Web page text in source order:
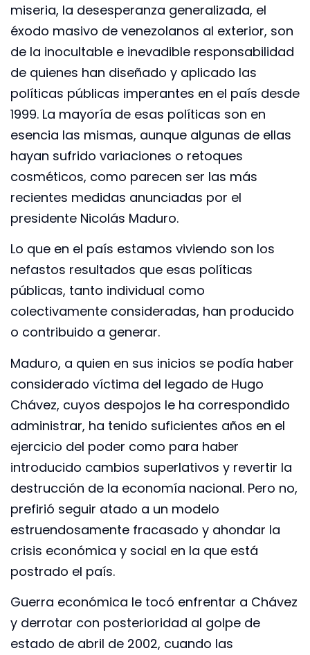
miseria, la desesperanza generalizada, el
éxodo masivo de venezolanos al exterior, son
de la inocultable e inevadible responsabilidad
de quienes han diseñado y aplicado las
políticas públicas imperantes en el país desde
1999. La mayoría de esas políticas son en
esencia las mismas, aunque algunas de ellas
hayan sufrido variaciones o retoques
cosméticos, como parecen ser las más
recientes medidas anunciadas por el
presidente Nicolás Maduro.
Lo que en el país estamos viviendo son los
nefastos resultados que esas políticas
públicas, tanto individual como
colectivamente consideradas, han producido
o contribuido a generar.
Maduro, a quien en sus inicios se podía haber
considerado víctima del legado de Hugo
Chávez, cuyos despojos le ha correspondido
administrar, ha tenido suficientes años en el
ejercicio del poder como para haber
introducido cambios superlativos y revertir la
destrucción de la economía nacional. Pero no,
prefirió seguir atado a un modelo
estruendosamente fracasado y ahondar la
crisis económica y social en la que está
postrado el país.
Guerra económica le tocó enfrentar a Chávez
y derrotar con posterioridad al golpe de
estado de abril de 2002, cuando las